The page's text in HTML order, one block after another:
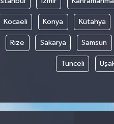
Kocaeli Konya Kütahya
Rize Sakarya Samsun
Tunceli